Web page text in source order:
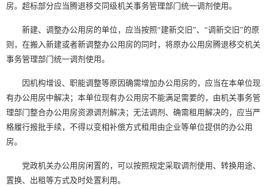
房。超标部分应当腾退移交同级机关事务管理部门统一调剂使用。
新建、调整办公用房的单位，应当按照“建新交旧”、“调新交旧”的原
则，在搬入新建或者新调整办公用房的同时，将原办公用房腾退移交机关
事务管理部门统一调剂使用。
因机构增设、职能调整等原因确需增加办公用房的，应当在本单位现
有办公用房中解决；本单位现有办公用房不能满足需要的，由机关事务管
理部门整合办公用房资源调剂解决；无法调剂、确需租用解决的，应当严
格履行报批手续，不得以变相补偿方式租用由企业等单位提供的办公用
房。
党政机关办公用房闲置的，可以按照规定采取调剂使用、转换用途、
置换、出租等方式及时处置利用。